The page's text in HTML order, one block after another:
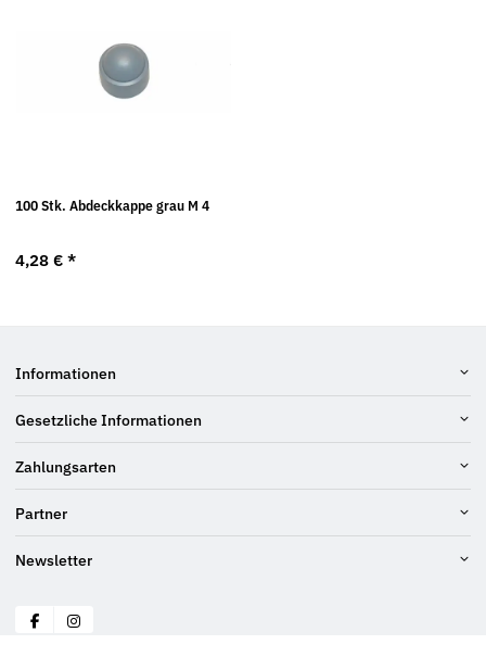
100 Stk. Abdeckkappe grau M 4
4,28 € *
Informationen
Gesetzliche Informationen
Zahlungsarten
Partner
Newsletter